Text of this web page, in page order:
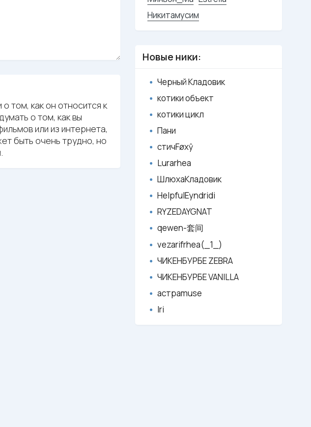
том, как он относится к
о том, как вы
или из интернета,
быть очень трудно, но
Никитамусим
Новые ники:
Черный Кладовик
котики объект
котики цикл
Пани
стичFøxŷ
Lurarhea
ШлюхаКладовик
HelpfulEyndridi
RYZEDAYGNAT
qewen-套间
vezarifrhea(_1_)
ЧИКЕНБУРБЕ ZEBRA
ЧИКЕНБУРБЕ VANILLA
астраmuse
Iri